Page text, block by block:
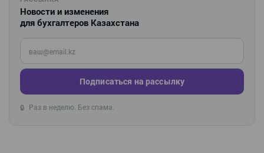
Новости и изменения
для бухгалтеров Казахстана
Введите ваш e-mail
Подписаться на рассылку
🔒 Раз в неделю. Без спама.